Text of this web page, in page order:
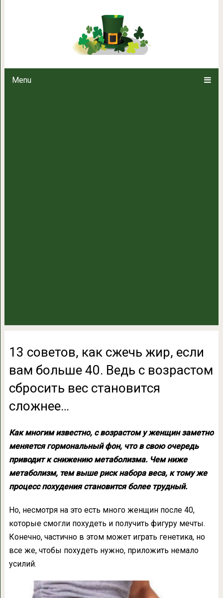
Menu
13 советов, как сжечь жир,
возрастом сбросить
13 советов, как сжечь жир, если
вам больше 40. Ведь с возрастом
сбросить вес становится
сложнее…
Как многим известно, с возрастом у женщин заметно
меняется гормональный фон, что в свою очередь
приводит к снижению метаболизма. Чем ниже
метаболизм, тем выше риск набора веса, к тому же
процесс похудения становится более трудный.
Но, несмотря на это есть много женщин после 40,
которые смогли похудеть и получить фигуру мечты.
Конечно, частично в этом может играть генетика, но
все же, чтобы похудеть нужно, приложить немало
усилий.